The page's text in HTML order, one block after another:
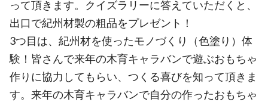
って頂きます。クイズラリーに答えていただくと、
出口で紀州材製の粗品をプレゼント！
3つ目は、紀州材を使ったモノづくり（色塗り）体
験！皆さんで来年の木育キャラバンで遊ぶおもちゃ
作りに協力してもらい、つくる喜びを知って頂きま
す。来年の木育キャラバンで自分の作ったおもちゃ